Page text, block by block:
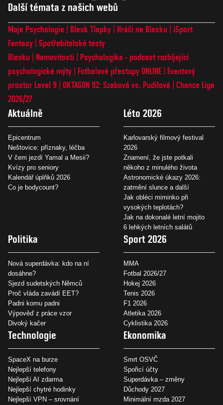
Další témata z našich webů
Moje Psychologie Blesk Tlapky Hráči na Blesku
iSport
Fantasy Spotřebitelské testy
Blesku
Nemovitosti
Psychologika - podcast rozbíjející
psychologické mýty
Fotbalové přestupy ONLINE
Eventový
prostor Level 9 OKTAGON 92: Szabová vs. Pudilová
Chance Liga
2026/27
Aktuálně
Epicentrum
Neštovice: příznaky, léčba
V čem jezdí Yamal a Mesii?
Kvízy pro seniory
Kalendář úplňků 2026
Co je bodycount?
Léto 2026
Karlovarský filmový festival
2026
Znamení, že jste potkali
někoho z minulého života
Astronomické úkazy 2026:
zatmění slunce a další
Jak obléci miminko při
vysokých teplotách?
Jak na dokonalé letní mojito
6 lehkých letních salátů
Politika
Nová superdávka: kdo na ní
dosáhne?
Sjezd sudetských Němců
Proč vláda zavádí EET?
Padni komu padni
Výpověď z práce vzor
Divoký kačer
Sport 2026
MMA
Fotbal 2026/27
Hokej 2026
Tenis 2026
F1 2026
Atletika 2026
Cyklistika 2026
Technologie
SpaceX na burze
Nejlepší telefony
Nejlepší AI zdarma
Nejlepší chytré hodinky
Nejlepší VPN – srovnání
Ekonomika
Smrt OSVČ
Spořicí účty
Superdávka – změny
Důchody 2027
Minimální mzda 2027